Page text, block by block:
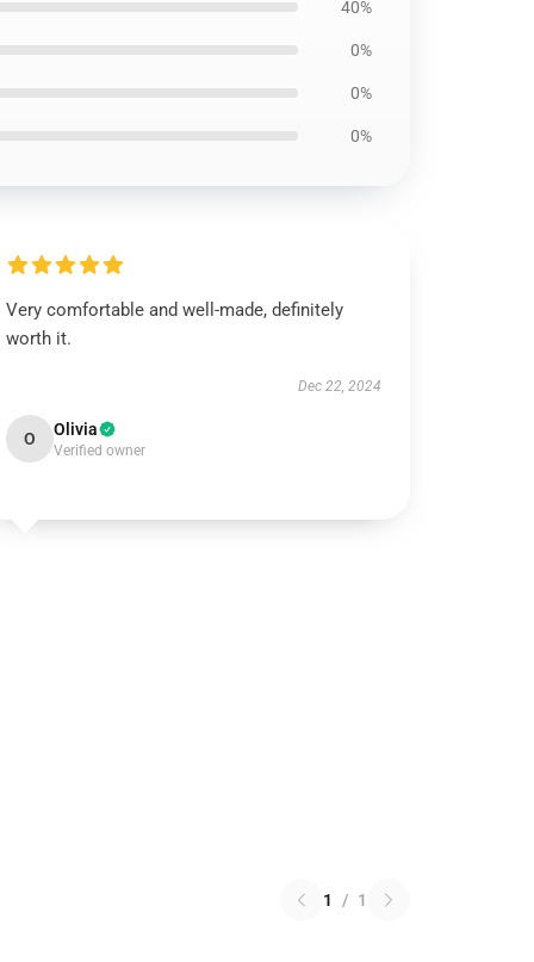
40%
0%
0%
0%
Very comfortable and well-made, definitely
worth it.
Dec 22, 2024
O Olivia
Verified owner
1 / 1